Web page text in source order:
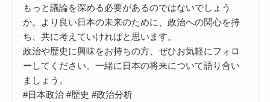
もっと議論を深める必要があるのではないでしょう
か。より良い日本の未来のために、政治への関心を持
ち、共に考えていければと思います。
政治や歴史に興味をお持ちの方、ぜひお気軽にフォロ
ーしてください。一緒に日本の将来について語り合い
ましょう。
#日本政治 #歴史 #政治分析